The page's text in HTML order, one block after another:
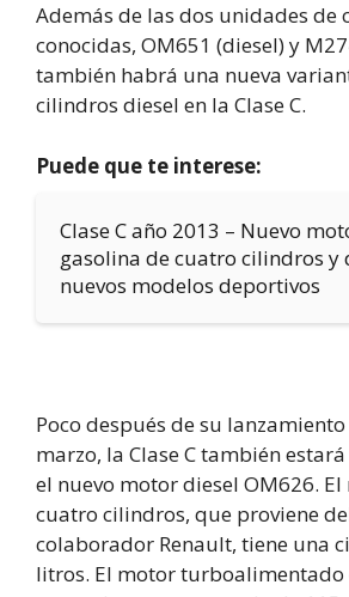
Además de las dos unidades de
conocidas, OM651 (diesel) y
también habrá una nueva
cilindros diesel en la Clase C.
Puede que te interese:
Clase C año 2013 – Nuevo
gasolina de cuatro cilindros y
nuevos modelos deportivos
Poco después de su
marzo, la Clase C también
el nuevo motor diesel OM626.
cuatro cilindros, que proviene
colaborador Renault, tiene una
litros. El motor turboalimentado